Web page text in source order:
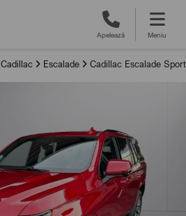
Apelează Meniu
Cadillac Escalade Cadillac Escalade